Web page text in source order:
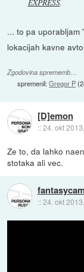
EXPRESS.
... to pa uporabljam
lokacijah kavne
Zgodovina sprememb…
spremenil:Gregor P(
[D]emon
::24. okt
Ze to, da lahko
stotaka ali vec.
::24. okt